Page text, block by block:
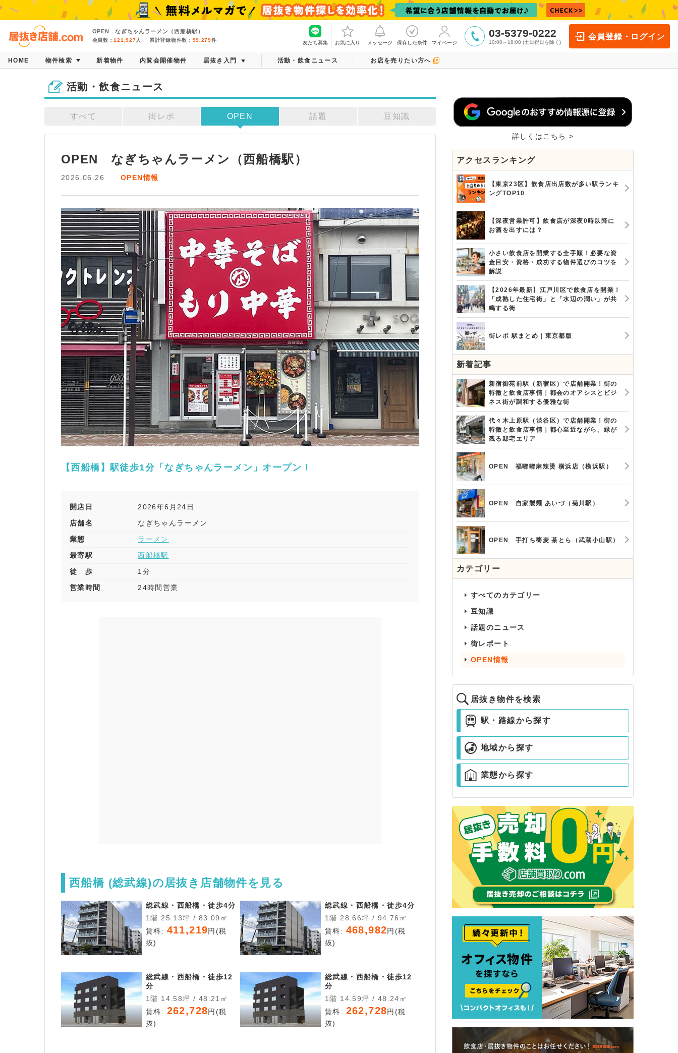
OPEN なぎちゃんラーメン（西船橋駅）
会員数：121,927人 累計登録物件数： 99,279件 友だち募集 お気に入り メッセージ 保存した条件 マイページ
03-5379-0222
10:00～18:00 (土日祝日を除く)
会員登録・ログイン
HOME 物件検索 新着物件 内覧会開催物件 居抜き入門 活動・飲食ニュース お店を売りたい方へ
活動・飲食ニュース
すべて 街レポ OPEN 話題 豆知識
OPEN　なぎちゃんラーメン（西船橋駅）
2026.06.26 OPEN情報
【西船橋】駅徒歩1分「なぎちゃんラーメン」オープン！
開店日
2026年6月24日
店舗名
なぎちゃんラーメン
業態
ラーメン
最寄駅
西船橋駅
徒 歩
1分
営業時間
24時間営業
西船橋 (総武線)の居抜き店舗物件を見る
総武線・西船橋・徒歩4分
1階 25.13坪 / 83.09㎡
賃料: 411,219円(税
抜)
総武線・西船橋・徒歩4分
1階 28.66坪 / 94.76㎡
賃料: 468,982円(税
抜)
総武線・西船橋・徒歩12
分
1階 14.58坪 / 48.21㎡
賃料: 262,728円(税
抜)
総武線・西船橋・徒歩12
分
1階 14.59坪 / 48.24㎡
賃料: 262,728円(税
抜)
詳しくはこちら >
アクセスランキング
【東京23区】飲食店出店数が多い駅ランキ
ングTOP10
【深夜営業許可】飲食店が深夜0時以降に
お酒を出すには？
小さい飲食店を開業する全手順！必要な資
金目安・資格・成功する物件選びのコツを
解説
【2026年最新】江戸川区で飲食店を開業！
「成熟した住宅街」と「水辺の潤い」が共
鳴する街
街レポ 駅まとめ｜東京都版
新着記事
新宿御苑前駅（新宿区）で店舗開業！街の
特徴と飲食店事情｜都会のオアシスとビジ
ネス街が調和する優雅な街
代々木上原駅（渋谷区）で店舗開業！街の
特徴と飲食店事情｜都心至近ながら、緑が
残る邸宅エリア
OPEN 福嘟嘟麻辣烫 横浜店（横浜駅）
OPEN 自家製麺 あいづ（菊川駅）
OPEN 手打ち蕎麦 茶とら（武蔵小山駅）
カテゴリー
すべてのカテゴリー
豆知識
話題のニュース
街レポート
OPEN情報
居抜き物件を検索
駅・路線から探す
地域から探す
業態から探す